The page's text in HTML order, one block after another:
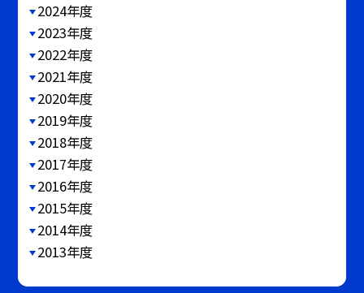
2024年度
2023年度
2022年度
2021年度
2020年度
2019年度
2018年度
2017年度
2016年度
2015年度
2014年度
2013年度